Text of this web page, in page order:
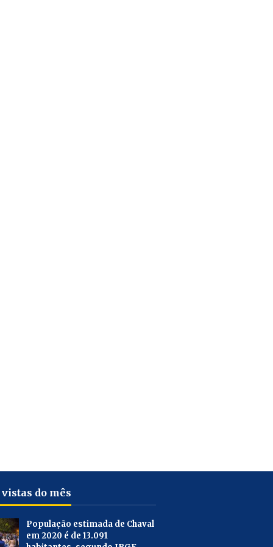
do mês
População estimada de Chaval
em 2020 é de 13.091